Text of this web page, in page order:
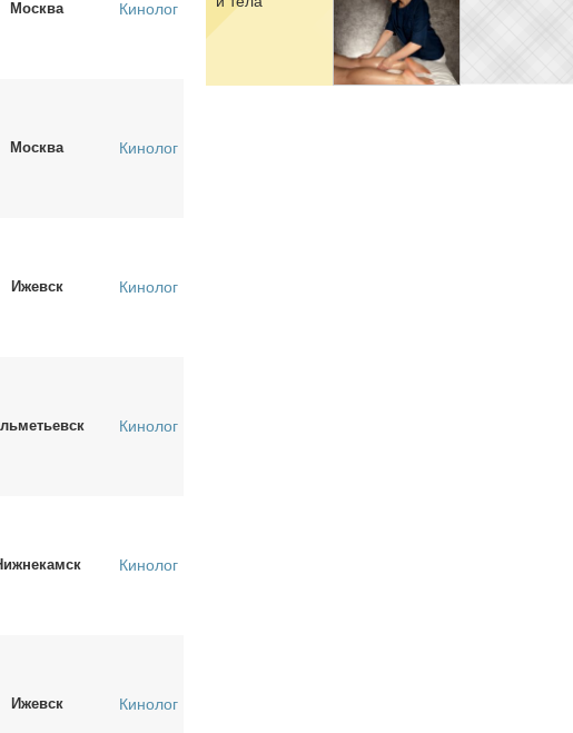
Москва Кинолог
Москва Кинолог
Ижевск Кинолог
Кинолог
Кинолог
Ижевск Кинолог